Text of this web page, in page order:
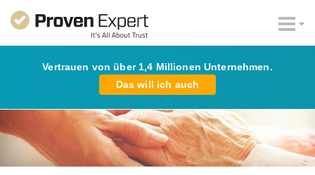
Vertrauen von über 1,4 Millionen Unternehmen.
Das will ich auch